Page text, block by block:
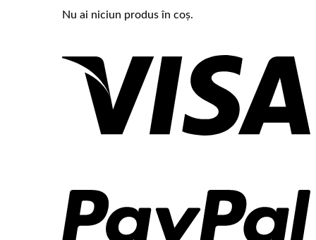
Nu ai niciun produs în coș.